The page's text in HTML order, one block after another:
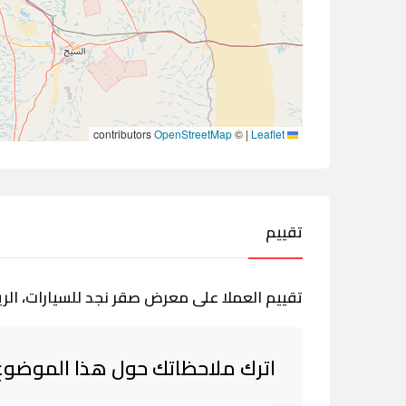
|
©
OpenStreetMap
تقييم
تقييم العملا على معرض صقر نجد للسيارات،
اترك ملاحظاتك حول هذا